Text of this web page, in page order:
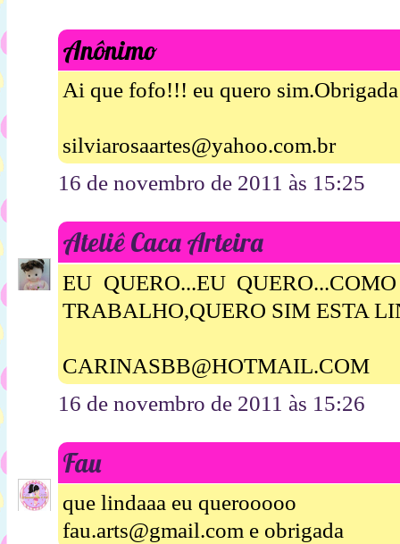
Anônimo
Ai que fofo!!! eu quero
silviarosaartes@yahoo.com.br
16 de novembro de 2011 às 15:25
Ateliê Caca Arteira
EU QUERO...EU
TRABALHO,QUERO SIM ESTA
CARINASBB@HOTMAIL.COM
16 de novembro de 2011 às 15:26
Fau
que lindaaa eu querooooo
fau.arts@gmail.com e obrigada